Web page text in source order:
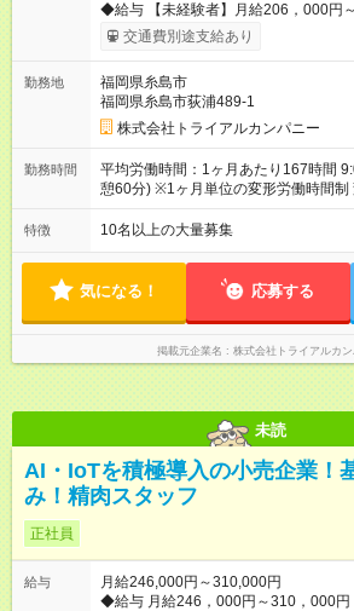
◆給与 【未経験者】月給206，000円
258，000円～ 【店長経験者】月給
初年度の想定年収：360万円～800万
用期間2ヶ月（賃金同一） ◆給与にプラスしてもらえる手当・イ
ンセンティブ ◎残業手当 ◎住宅手当
格手当 ◎職位手当 ◎単身手当 ◎残業
当 ※一部、店舗により異なります ◆固定残業・みなし残業な
し！残業分は1分単位で支給！ （実績
以下） 【試用期間】試用期間あり 試用期間の長さ：2ヶ月 雇用
交通費別途支給あり
勤務地
福岡県糸島市
福岡県糸島市荻浦489-1
株式会社トライアルカンパニー
勤務時間
平均労働時間：1ヶ月あたり167時間
憩60分) ※1ヶ月単位の変形労働時間制
間:160~176時間 平均労働時間：1ヶ月あたり167時間
9:00~18:00(実働8時間，休憩60分) ※1
特徴 10名以上の大量募集
気になる！ 応募する
掲載元企業名 株式会社トライアルカン
未読
AI・IoTを積極導入の小売企業！
み！精肉スタッフ
正社員
給与
月給246,000円～310,000円
◆給与 月給246，000円～310，000